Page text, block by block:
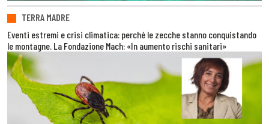
TERRA MADRE
Eventi estremi e crisi climatica: perché le zecche stanno conquistando
le montagne. La Fondazione Mach: «In aumento rischi sanitari»